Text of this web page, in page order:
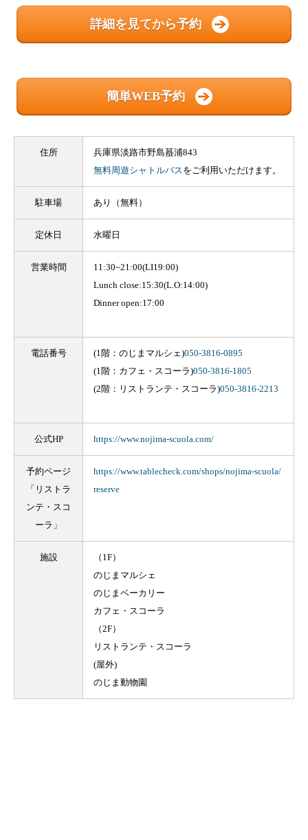
詳細を見てから予約
簡単WEB予約
住所
兵庫県淡路市野島蟇浦843
無料周遊シャトルバスをご利用いただけます。
駐車場 あり（無料）
定休日 水曜日
営業時間
11:30~21:00(LI19:00)
Lunch close:15:30(L.O:14:00)
Dinner open:17:00
電話番号 (1階：のじまマルシェ)050-3816-0895
(1階：カフェ・スコーラ)050-3816-1805
(2階：リストランテ・スコーラ)050-3816-2213
公式HP https://www.nojima-scuola.com/
予約ページ
「リストラ
ンテ・スコ
ーラ」
https://www.tablecheck.com/shops/nojima-scuola/
reserve
施設
（1F）
のじまマルシェ
のじまベーカリー
カフェ・スコーラ
（2F）
リストランテ・スコーラ
(屋外)
のじま動物園